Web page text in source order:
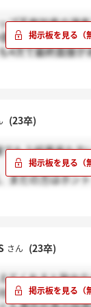
プ不参加者の選
接(2次選考)→面
4次で最終面接が
(23卒)
もう結果来た方
まだの方はホン
さん (23卒)
てくれると助か
員から地域型の